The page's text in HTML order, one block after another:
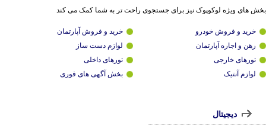
بخش های ویژه لوکوپوک نیز برای جستجوی راحت تر به شما کمک می کند
خرید و فروش خودرو
خرید و فروش آپارتمان
رهن و اجاره آپارتمان
لوازم دست ساز
تورهای خارجی
تورهای داخلی
لوازم آنتیک
بخش آگهی های فوری
دیجیتال